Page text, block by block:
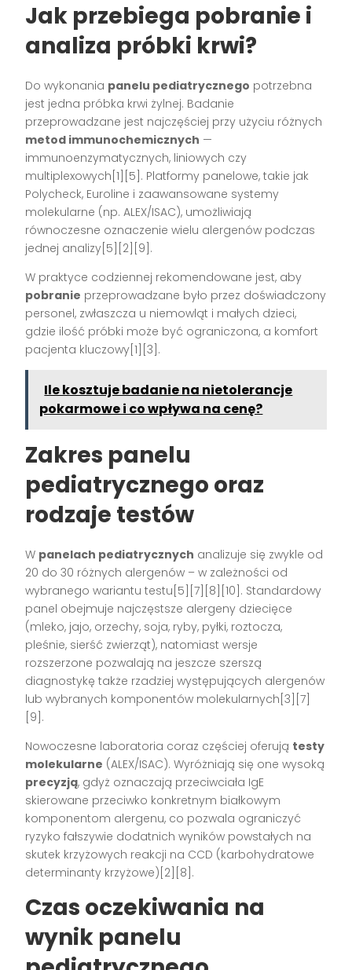
Jak przebiega pobranie i
analiza próbki krwi?
Do wykonania panelu pediatrycznego potrzebna
jest jedna próbka krwi żylnej. Badanie
przeprowadzane jest najczęściej przy użyciu różnych
metod immunochemicznych —
immunoenzymatycznych, liniowych czy
multiplexowych[1][5]. Platformy panelowe, takie jak
Polycheck, Euroline i zaawansowane systemy
molekularne (np. ALEX/ISAC), umożliwiają
równoczesne oznaczenie wielu alergenów podczas
jednej analizy[5][2][9].
W praktyce codziennej rekomendowane jest, aby
pobranie przeprowadzane było przez doświadczony
personel, zwłaszcza u niemowląt i małych dzieci,
gdzie ilość próbki może być ograniczona, a komfort
pacjenta kluczowy[1][3].
Ile kosztuje badanie na nietolerancje
pokarmowe i co wpływa na cenę?
Zakres panelu
pediatrycznego oraz
rodzaje testów
W panelach pediatrycznych analizuje się zwykle od
20 do 30 różnych alergenów – w zależności od
wybranego wariantu testu[5][7][8][10]. Standardowy
panel obejmuje najczęstsze alergeny dziecięce
(mleko, jajo, orzechy, soja, ryby, pyłki, roztocza,
pleśnie, sierść zwierząt), natomiast wersje
rozszerzone pozwalają na jeszcze szerszą
diagnostykę także rzadziej występujących alergenów
lub wybranych komponentów molekularnych[3][7]
[9].
Nowoczesne laboratoria coraz częściej oferują testy
molekularne (ALEX/ISAC). Wyróżniają się one wysoką
precyzją, gdyż oznaczają przeciwciała IgE
skierowane przeciwko konkretnym białkowym
komponentom alergenu, co pozwala ograniczyć
ryzyko fałszywie dodatnich wyników powstałych na
skutek krzyżowych reakcji na CCD (karbohydratowe
determinanty krzyżowe)[2][8].
Czas oczekiwania na
wynik panelu